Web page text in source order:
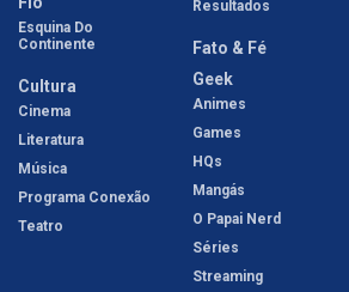
Esquina Do
Continente
Cultura
Cinema
Literatura
Música
Programa Conexão
Teatro
Resultados
Fato & Fé
Geek
Animes
Games
HQs
Mangás
O Papai Nerd
Séries
Streaming